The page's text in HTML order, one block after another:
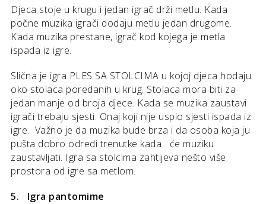
Djeca stoje u krugu i jedan igrač drži metlu. Kada
počne muzika igrači dodaju metlu jedan drugome.
Kada muzika prestane, igrač kod kojega je metla
ispada iz igre.
Slična je igra PLES SA STOLCIMA u kojoj djeca hodaju
oko stolaca poredanih u krug. Stolaca mora biti za
jedan manje od broja djece. Kada se muzika zaustavi
igrači trebaju sjesti. Onaj koji nije uspio sjesti ispada iz
igre. Važno je da muzika bude brza i da osoba koja ju
pušta dobro odredi trenutke kada će muziku
zaustavljati. Igra sa stolcima zahtijeva nešto više
prostora od igre sa metlom.
5. Igra pantomime